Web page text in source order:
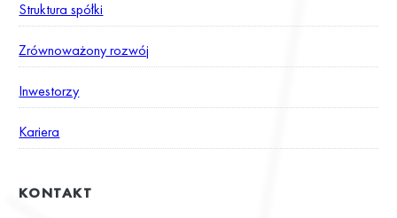
Struktura spółki
Zrównoważony rozwój
Inwestorzy
Kariera
KONTAKT